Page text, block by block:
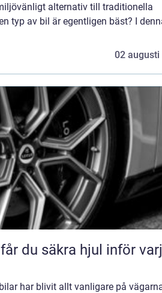
alternativ till traditionella
typ av bil är egentligen bäst? I
02 augusti
har blivit allt vanligare på